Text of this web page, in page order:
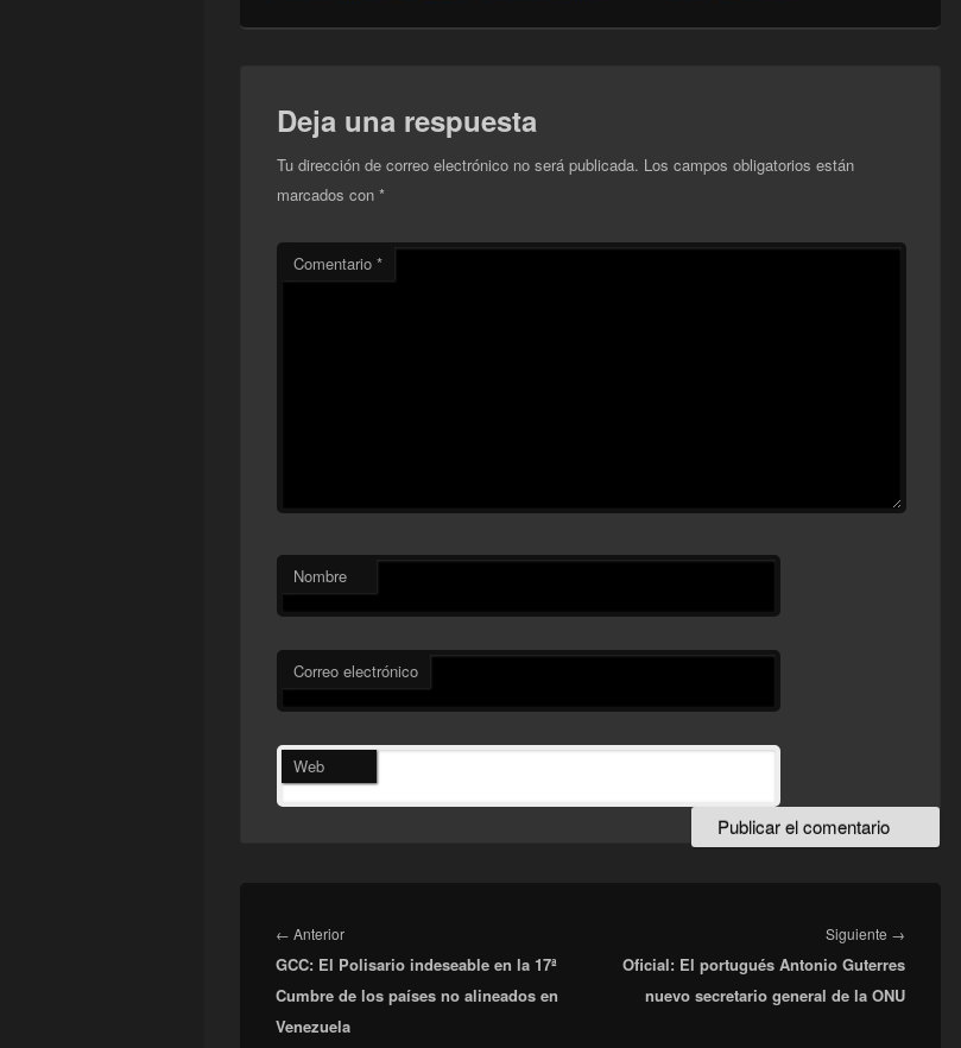
Deja una respuesta
Tu dirección de correo electrónico no será publicada. Los campos obligatorios están
marcados con *
Comentario *
Nombre
Correo electrónico
Web
de
entradas
← AnteriorEntrada
anterior:
GCC: El Polisario indeseable en la 17ª
Cumbre de los países no alineados en
Venezuela
Siguiente →
siguiente:
Oficial: El portugués Antonio Guterres
nuevo secretario general de la ONU